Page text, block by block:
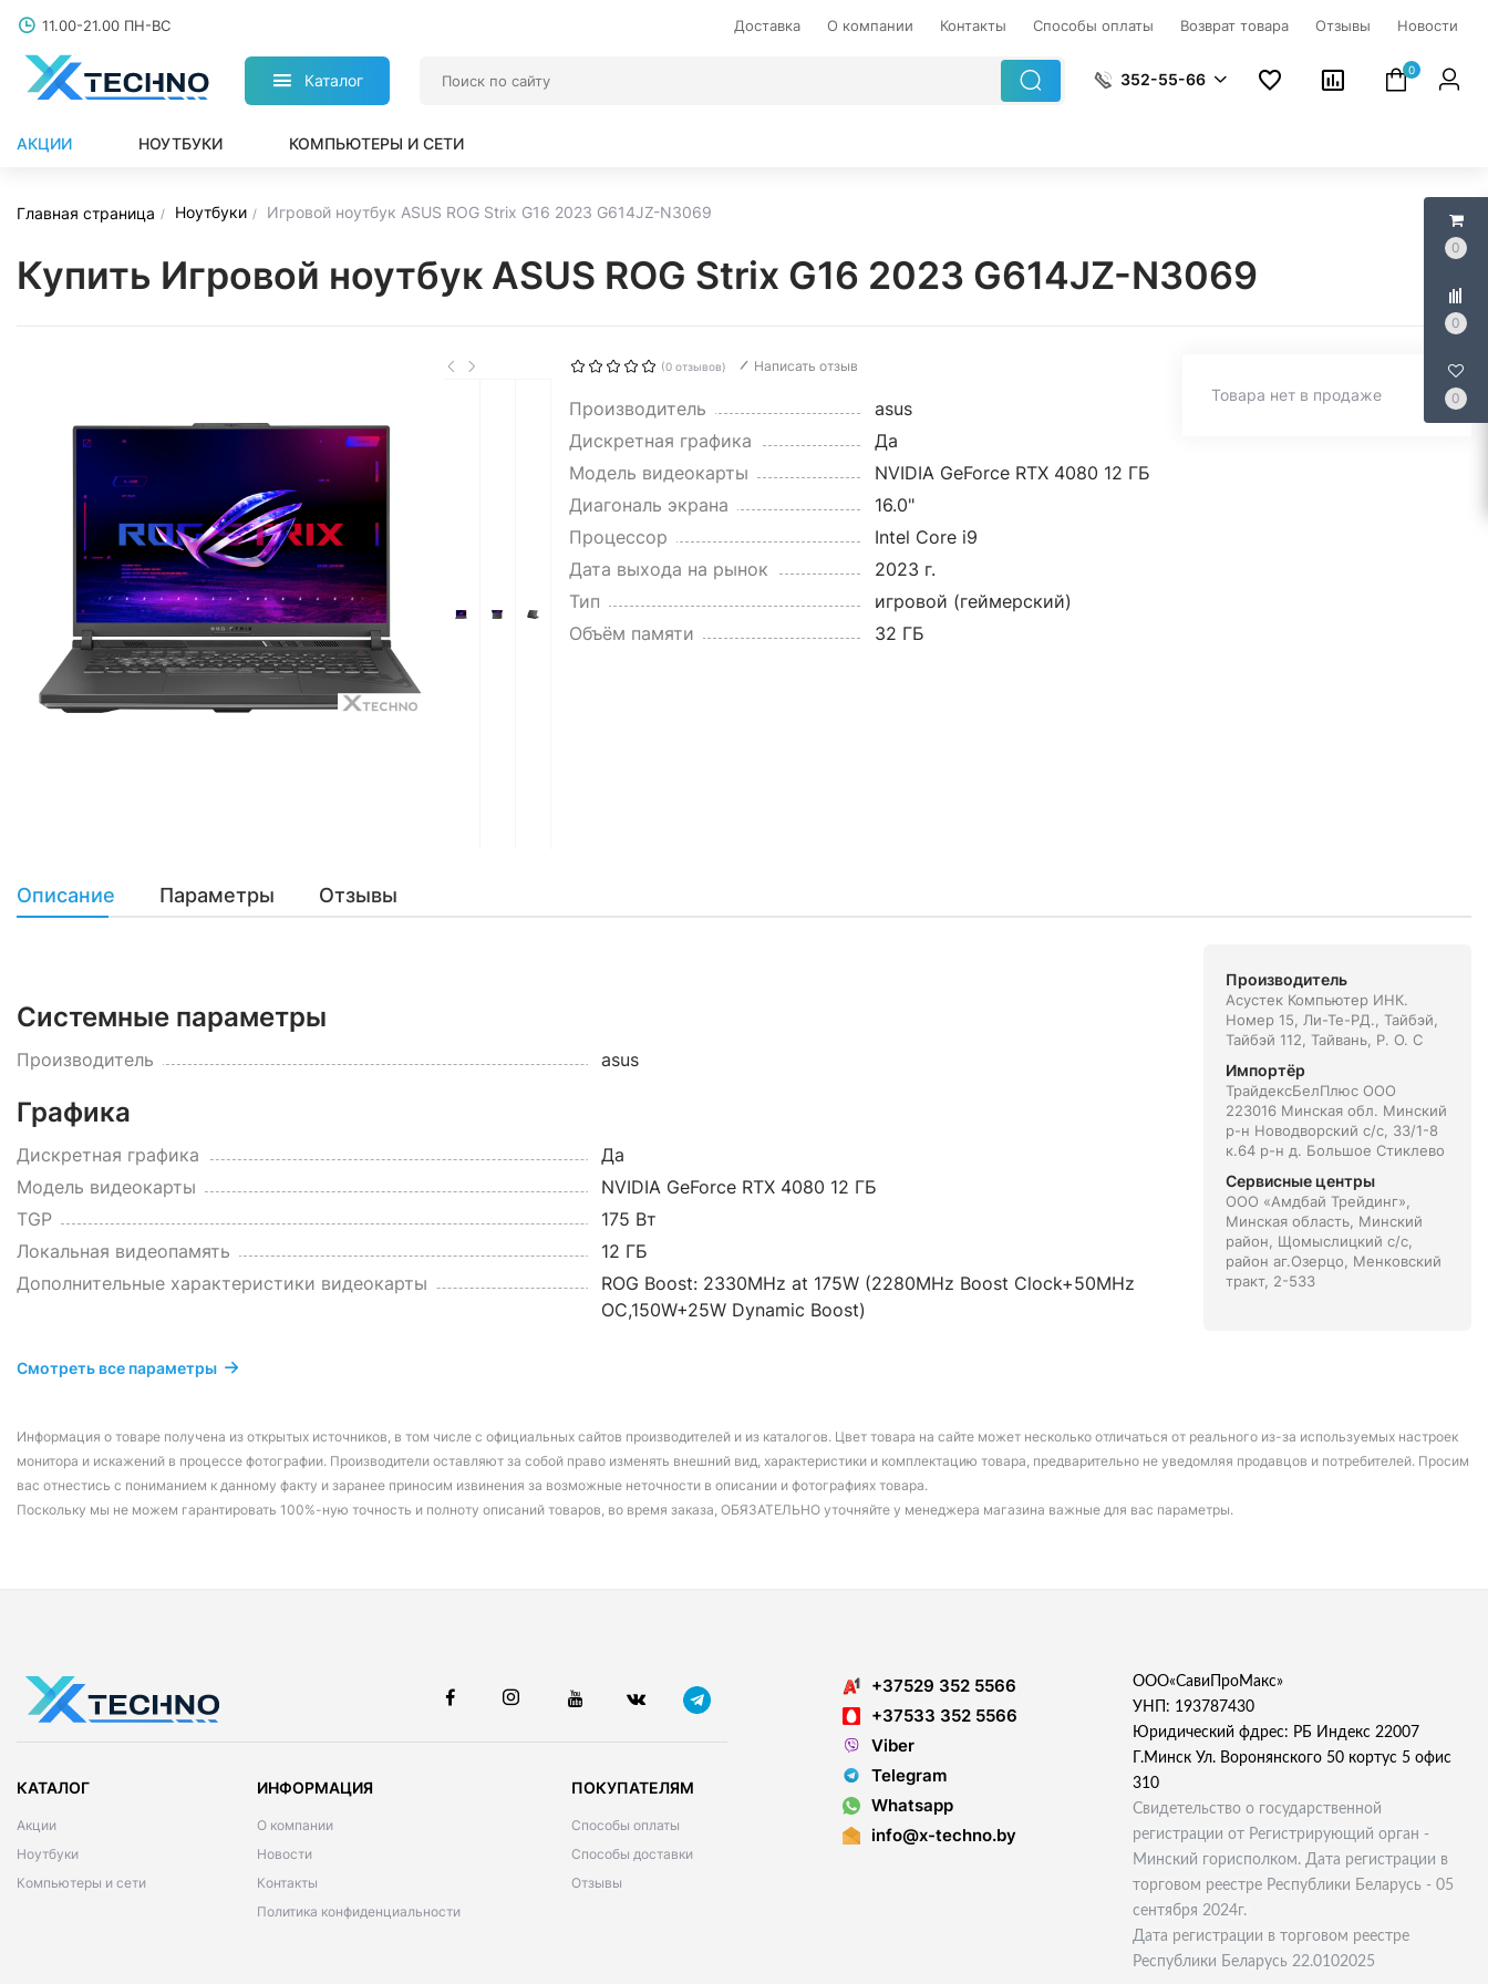
0
0
0
11.00-21.00 ПН-ВС Доставка О компании Контакты Способы оплаты Возврат товара Отзывы Новости
Каталог 352-55-66
0
АКЦИИ НОУТБУКИ КОМПЬЮТЕРЫ И СЕТИ
Главная страница Ноутбуки Игровой ноутбук ASUS ROG Strix G16 2023 G614JZ-N3069
Купить Игровой ноутбук ASUS ROG Strix G16 2023 G614JZ-N3069
(0 отзывов) Написать отзыв
Производитель
asus
Дискретная графика
Да
Модель видеокарты
NVIDIA GeForce RTX 4080 12 ГБ
Диагональ экрана
16.0"
Процессор
Intel Core i9
Дата выхода на рынок
2023 г.
Тип
игровой (геймерский)
Объём памяти
32 ГБ
Товара нет в продаже
Описание Параметры Отзывы
Системные параметры
Производитель asus
Графика
Дискретная графика
Да
Модель видеокарты
NVIDIA GeForce RTX 4080 12 ГБ
TGP
175 Вт
Локальная видеопамять
12 ГБ
Дополнительные характеристики видеокарты
ROG Boost: 2330MHz at 175W (2280MHz Boost Clock+50MHz
OC,150W+25W Dynamic Boost)
Смотреть все параметры
Производитель
Асустек Компьютер ИНК.
Номер 15, Ли-Те-РД., Тайбэй,
Тайбэй 112, Тайвань, Р. О. С
Импортёр
ТрайдексБелПлюс ООО
223016 Минская обл. Минский
р-н Новодворский с/с, 33/1-8
к.64 р-н д. Большое Стиклево
Сервисные центры
ООО «Амдбай Трейдинг»,
Минская область, Минский
район, Щомыслицкий с/с,
район аг.Озерцо, Менковский
тракт, 2-533
Информация о товаре получена из открытых источников, в том числе с официальных сайтов производителей и из каталогов. Цвет товара на сайте может несколько отличаться от реального из-за используемых настроек
монитора и искажений в процессе фотографии. Производители оставляют за собой право изменять внешний вид, характеристики и комплектацию товара, предварительно не уведомляя продавцов и потребителей. Просим
вас отнестись с пониманием к данному факту и заранее приносим извинения за возможные неточности в описании и фотографиях товара.
Поскольку мы не можем гарантировать 100%-ную точность и полноту описаний товаров, во время заказа, ОБЯЗАТЕЛЬНО уточняйте у менеджера магазина важные для вас параметры.
КАТАЛОГ
Акции
Ноутбуки
Компьютеры и сети
ИНФОРМАЦИЯ
О компании
Новости
Контакты
Политика конфиденциальности
ПОКУПАТЕЛЯМ
Способы оплаты
Способы доставки
Отзывы
+37529 352 5566
+37533 352 5566
Viber
Telegram
Whatsapp
info@x-techno.by
ООО«СавиПроМакс»
УНП: 193787430
Юридический фдрес: РБ Индекс 22007
Г.Минск Ул. Воронянского 50 кортус 5 офис
310
Свидетельство о государственной
регистрации от Регистрирующий орган -
Минский горисполком. Дата регистрации в
торговом реестре Республики Беларусь - 05
сентября 2024г.
Дата регистрации в торговом реестре
Республики Беларусь 22.0102025